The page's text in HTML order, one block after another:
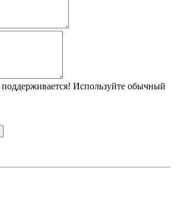
Используйте обычный